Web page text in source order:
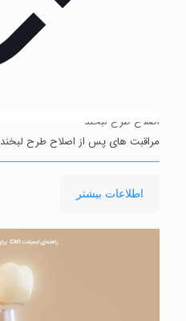
اصلاح طرح لبخند
مراقبت های پس از اصلاح طرح لبخند
اطلاعات بیشتر
پس